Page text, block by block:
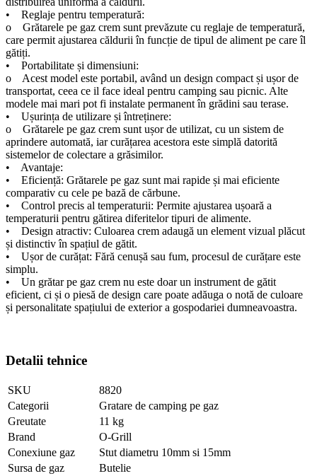
• Reglaje pentru temperatură:
o Grătarele pe gaz crem sunt prevăzute cu reglaje de temperatură,
care permit ajustarea căldurii în funcție de tipul de aliment pe care îl
gătiți.
• Portabilitate și dimensiuni:
o Acest model este portabil, având un design compact și ușor de
transportat, ceea ce il face ideal pentru camping sau picnic. Alte
modele mai mari pot fi instalate permanent în grădini sau terase.
• Ușurința de utilizare și întreținere:
o Grătarele pe gaz crem sunt ușor de utilizat, cu un sistem de
aprindere automată, iar curățarea acestora este simplă datorită
sistemelor de colectare a grăsimilor.
• Avantaje:
• Eficiență: Grătarele pe gaz sunt mai rapide și mai eficiente
comparativ cu cele pe bază de cărbune.
• Control precis al temperaturii: Permite ajustarea ușoară a
temperaturii pentru gătirea diferitelor tipuri de alimente.
• Design atractiv: Culoarea crem adaugă un element vizual plăcut
și distinctiv în spațiul de gătit.
• Ușor de curățat: Fără cenușă sau fum, procesul de curățare este
simplu.
• Un grătar pe gaz crem nu este doar un instrument de gătit
eficient, ci și o piesă de design care poate adăuga o notă de culoare
și personalitate spațiului de exterior a gospodariei dumneavoastra.
Detalii tehnice
SKU
8820
Categorii
Gratare de camping pe gaz
Greutate
11 kg
Brand
O-Grill
Conexiune gaz
Stut diametru 10mm si 15mm
Sursa de gaz
Butelie